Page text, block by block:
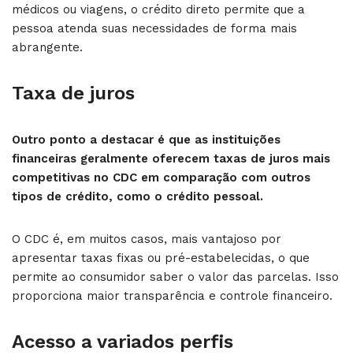
médicos ou viagens, o crédito direto permite que a
pessoa atenda suas necessidades de forma mais
abrangente.
Taxa de juros
Outro ponto a destacar é que as instituições
financeiras geralmente oferecem taxas de juros mais
competitivas no CDC em comparação com outros
tipos de crédito, como o crédito pessoal.
O CDC é, em muitos casos, mais vantajoso por
apresentar taxas fixas ou pré-estabelecidas, o que
permite ao consumidor saber o valor das parcelas. Isso
proporciona maior transparência e controle financeiro.
Acesso a variados perfis